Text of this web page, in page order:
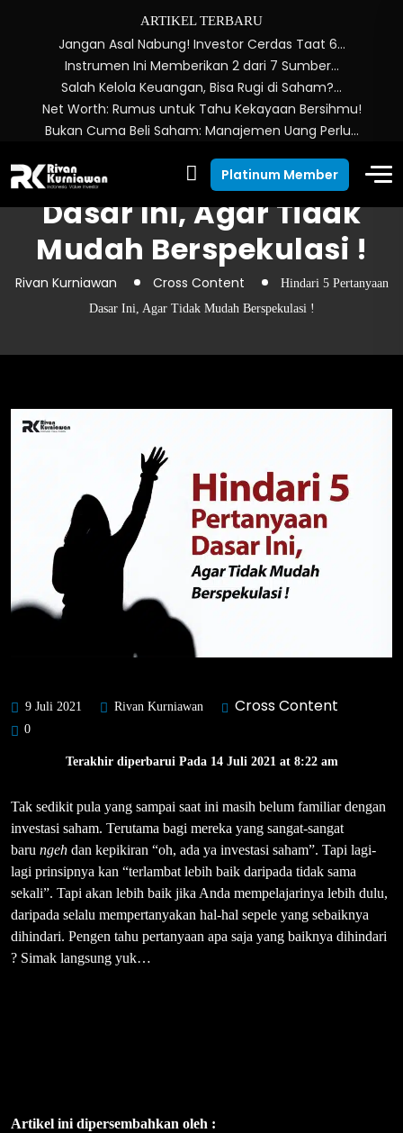
ARTIKEL TERBARU
Jangan Asal Nabung! Investor Cerdas Taat 6…
Instrumen Ini Memberikan 2 dari 7 Sumber…
Salah Kelola Keuangan, Bisa Rugi di Saham?…
Net Worth: Rumus untuk Tahu Kekayaan Bersihmu!
Bukan Cuma Beli Saham: Manajemen Uang Perlu…
Platinum Member
Hindari 5 Pertanyaan
Dasar Ini, Agar Tidak
Mudah Berspekulasi !
Rivan Kurniawan Cross Content
Hindari 5 Pertanyaan
Dasar Ini, Agar Tidak Mudah Berspekulasi !
9 Juli 2021 Rivan Kurniawan Cross Content
0
Terakhir diperbarui Pada 14 Juli 2021 at 8:22 am
Tak sedikit pula yang sampai saat ini masih belum familiar dengan
investasi saham. Terutama bagi mereka yang sangat-sangat
baru ngeh dan kepikiran “oh, ada ya investasi saham”. Tapi lagi-
lagi prinsipnya kan “terlambat lebih baik daripada tidak sama
sekali”. Tapi akan lebih baik jika Anda mempelajarinya lebih dulu,
daripada selalu mempertanyakan hal-hal sepele yang sebaiknya
dihindari. Pengen tahu pertanyaan apa saja yang baiknya dihindari
? Simak langsung yuk…
Artikel ini dipersembahkan oleh :